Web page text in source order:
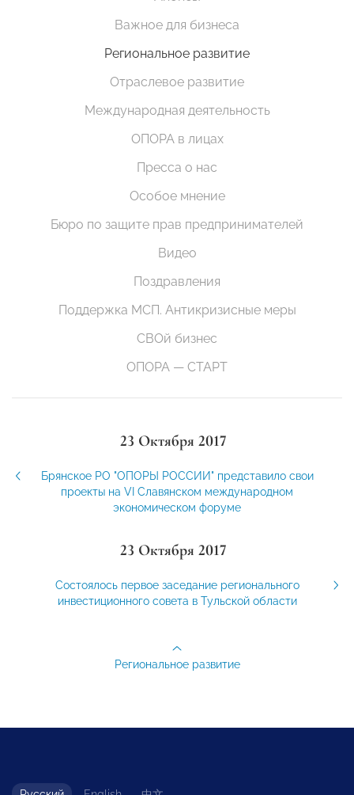
Важное для бизнеса
Региональное развитие
Отраслевое развитие
Международная деятельность
ОПОРА в лицах
Пресса о нас
Особое мнение
Бюро по защите прав предпринимателей
Видео
Поздравления
Поддержка МСП. Антикризисные меры
СВОй бизнес
ОПОРА — СТАРТ
23 Октября 2017
Брянское РО "ОПОРЫ РОССИИ" представило свои
проекты на VI Славянском международном
экономическом форуме
23 Октября 2017
Состоялось первое заседание регионального
инвестиционного совета в Тульской области
Региональное развитие